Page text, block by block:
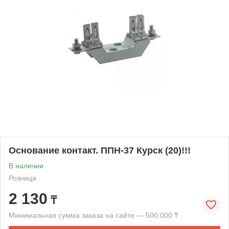
Основание контакт. ППН-37 Курск (20)!!!
В наличии
Розница
2 130 ₸
Минимальная сумма заказа на сайте — 500 000 ₸